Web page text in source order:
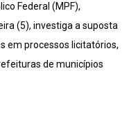
Federal (MPF),
(5), investiga a suposta
em processos licitatórios,
de municípios